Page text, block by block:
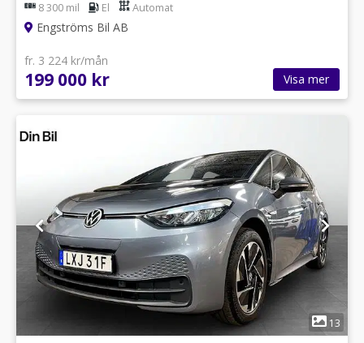
8 300 mil El Automat
Engströms Bil AB
fr. 3 224 kr/mån
199 000 kr Visa mer
1
13